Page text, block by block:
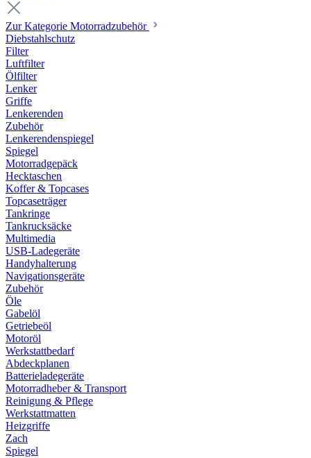
Zur Kategorie Motorradzubehör
Diebstahlschutz
Filter
Luftfilter
Ölfilter
Lenker
Griffe
Lenkerenden
Zubehör
Lenkerendenspiegel
Spiegel
Motorradgepäck
Hecktaschen
Koffer & Topcases
Topcaseträger
Tankringe
Tankrucksäcke
Multimedia
USB-Ladegeräte
Handyhalterung
Navigationsgeräte
Zubehör
Öle
Gabelöl
Getriebeöl
Motoröl
Werkstattbedarf
Abdeckplanen
Batterieladegeräte
Motorradheber & Transport
Reinigung & Pflege
Werkstattmatten
Heizgriffe
Zach
Spiegel